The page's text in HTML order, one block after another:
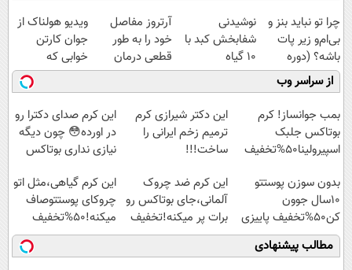
چرا تو نباید بنز و
بی‌ام‌و زیر پات
باشه؟ (دوره
رایگان درآمد
میلیاردی)
نوشیدنی
شفابخش کبد با
10 گیاه
موثر(تخفیف تا
امشب)
آرتروز مفاصل
خود را به طور
قطعی درمان
کنید!
◗پرسش‌نامه◖
ویدیو هولناک از
جوان کارتن
خوابی که
میلیاردر شد.
آموزش رایگان
از سراسر وب
بمب جوانساز! کرم
بوتاکس جلبک
اسپیرولینا50%تخفیف
این دکتر شیرازی کرم
ترمیم زخم ایرانی را
ساخت!!!
این کرم صدای دکترا رو
در اورده😳 چون دیگه
نیازی نداری بوتاکس
بدون سوزن پوستتو
10سال جوون
کن50%تخفیف پاییزی
این کرم ضد چروک
آلمانی،جای بوتاکس رو
برات پر میکنه!تخفیف
تا امشب
این کرم گیاهی،مثل اتو
چروکای پوستتوصاف
میکنه!50%تخفیف
مطالب پیشنهادی